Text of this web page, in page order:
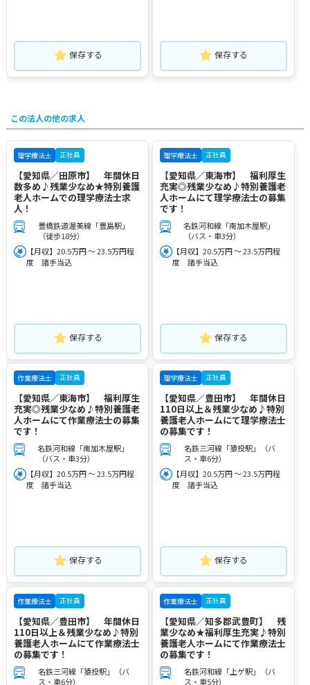
保存する 保存する
この法人の他の求人
理学療法士 正社員
【愛知県／田原市】 年間休日
数多め♪残業少なめ★特別養護
老人ホームでの理学療法士求
人！
豊橋鉄道渥美線「豊島駅」
（徒歩18分）
【月収】20.5万円 ～ 23.5万円程
度 諸手当込
保存する
理学療法士 正社員
【愛知県／東海市】 福利厚生
充実◎残業少なめ♪特別養護老
人ホームにて理学療法士の募集
です！
名鉄河和線「南加木屋駅」
（バス・車3分）
【月収】20.5万円 ～ 23.5万円程
度 諸手当込
保存する
作業療法士 正社員
【愛知県／東海市】 福利厚生
充実◎残業少なめ♪特別養護老
人ホームにて作業療法士の募集
です！
名鉄河和線「南加木屋駅」
（バス・車3分）
【月収】20.5万円 ～ 23.5万円程
度 諸手当込
保存する
理学療法士 正社員
【愛知県／豊田市】 年間休日
110日以上＆残業少なめ♪特別
養護老人ホームにて理学療法士
の募集です！
名鉄三河線「猿投駅」（バ
ス・車6分）
【月収】20.5万円 ～ 23.5万円程
度 諸手当込
保存する
作業療法士 正社員
【愛知県／豊田市】 年間休日
110日以上＆残業少なめ♪特別
養護老人ホームにて作業療法士
の募集です！
名鉄三河線「猿投駅」（バ
ス・車6分）
作業療法士 正社員
【愛知県／知多郡武豊町】 残
業少なめ★福利厚生充実♪特別
養護老人ホームにて作業療法士
の募集です！
名鉄河和線「上ゲ駅」（バ
ス・車5分）